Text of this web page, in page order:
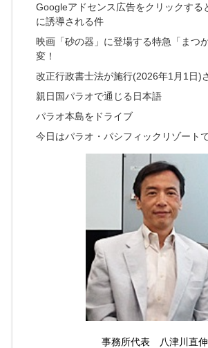
Googleアドセンス広告をクリックする
に誘導される件
映画「砂の器」に登場する特急「まつ
変！
改正行政書士法が施行(2026年1月1日)
親日国パラオで通じる日本語
パラオ本島をドライブ
今日はパラオ・パシフィックリゾート
事務所代表 八津川直伸